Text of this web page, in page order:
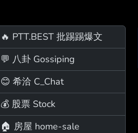
🔥 PTT.BEST 批踢踢爆文
💬 八卦 Gossiping
😊 希洽 C_Chat
💰 股票 Stock
🏠 房屋 home-sale